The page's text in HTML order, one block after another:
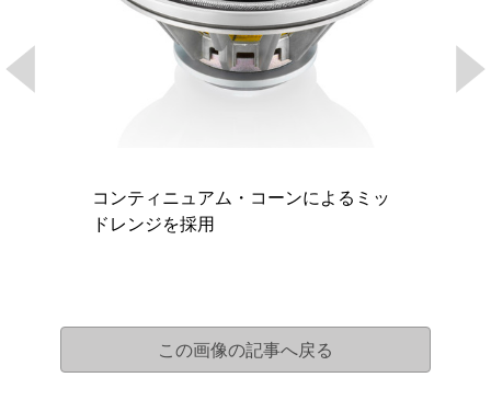
コンティニュアム・コーンによるミッ
ドレンジを採用
この画像の記事へ戻る